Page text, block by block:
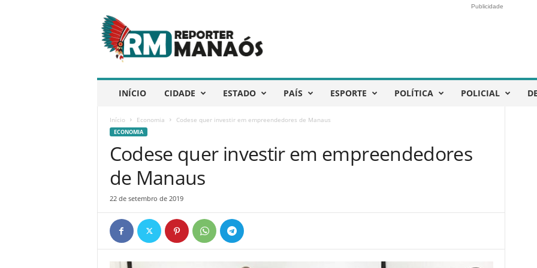
e
p
ó
Publicidade
INÍCIO CIDADE ESTADO PAÍS ESPORTE POLÍTICA POLICIAL
Início Economia Codese quer investir em empreendedores de Manaus
ECONOMIA
Codese quer investir em empreendedores
de Manaus
22 de setembro de 2019